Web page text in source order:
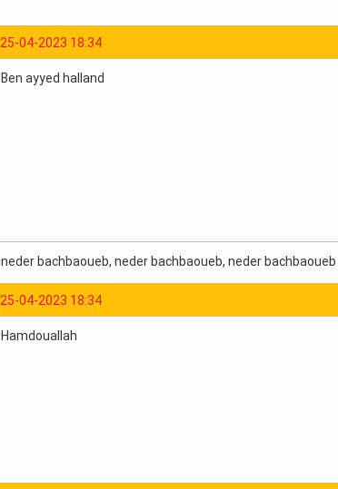
25-04-2023 18:34
Ben ayyed halland
neder bachbaoueb, neder bachbaoueb, neder bachbaoueb
25-04-2023 18:34
Hamdouallah